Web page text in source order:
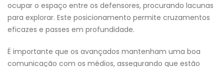
ocupar o espaço entre os defensores, procurando lacunas
para explorar. Este posicionamento permite cruzamentos
eficazes e passes em profundidade.
É importante que os avançados mantenham uma boa
comunicação com os médios, assegurando que estão